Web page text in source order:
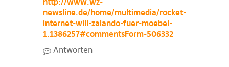
newsline.de/home/multimedia/rocket-
internet-will-zalando-fuer-moebel-
1.1386257#commentsForm-506332
Antworten